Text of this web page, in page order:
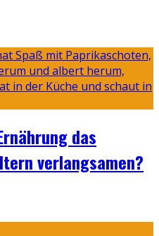
das
verlangsamen?